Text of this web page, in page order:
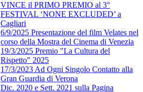
VINCE il PRIMO PREMIO al 3°
FESTIVAL ‘NONE EXCLUDED’ a
Cagliari
6/9/2025 Presentazione del film Velates nel
corso della Mostra del Cinema di Venezia
19/3/2025 Premio "La Cultura del
Rispetto" 2025
17/3/2023 Ad Ogni Singolo Contatto alla
Gran Guardia di Verona
Dic. 2020 e Sett. 2021 sulla Pagina